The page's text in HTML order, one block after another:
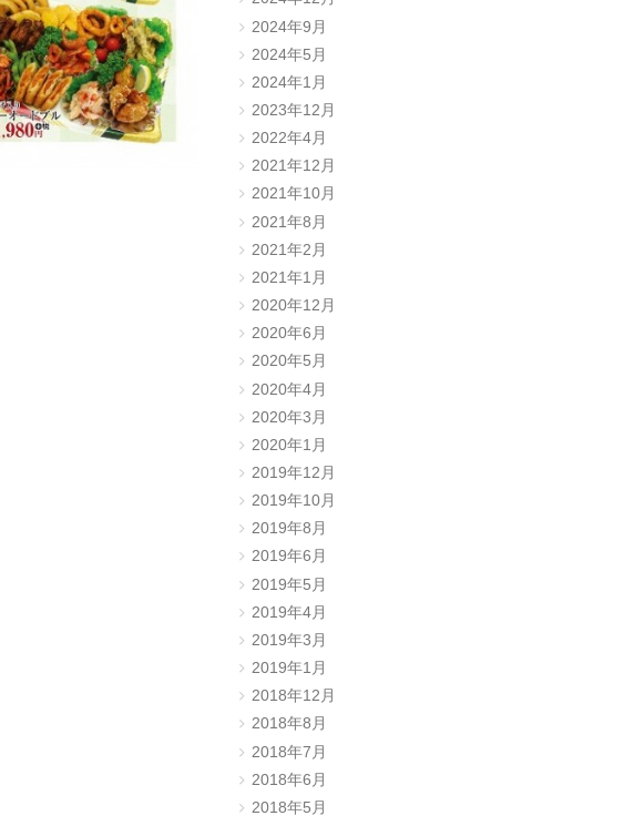
2024年9月
2024年5月
2024年1月
2023年12月
2022年4月
2021年12月
2021年10月
2021年8月
2021年2月
2021年1月
2020年12月
2020年6月
2020年5月
2020年4月
2020年3月
2020年1月
2019年12月
2019年10月
2019年8月
2019年6月
2019年5月
2019年4月
2019年3月
2019年1月
2018年12月
2018年8月
2018年7月
2018年6月
2018年5月